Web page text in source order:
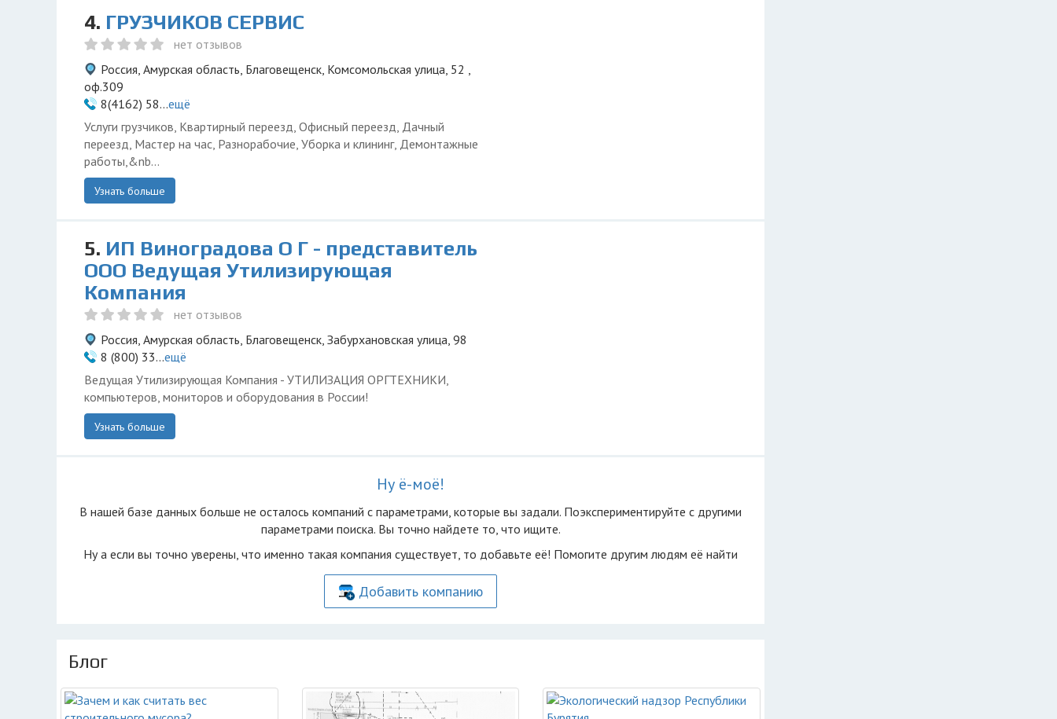
4. ГРУЗЧИКОВ СЕРВИС
нет отзывов
Россия, Амурская область, Благовещенск, Комсомольская улица, 52 ,
оф.309
8(4162) 58...ещё
Услуги грузчиков, Квартирный переезд, Офисный переезд, Дачный
переезд, Мастер на час, Разнорабочие, Уборка и клининг, Демонтажные
работы,&nb...
Узнать больше
5. ИП Виноградова О Г - представитель
ООО Ведущая Утилизирующая
Компания
нет отзывов
Россия, Амурская область, Благовещенск, Забурхановская улица, 98
8 (800) 33...ещё
Ведущая Утилизирующая Компания - УТИЛИЗАЦИЯ ОРГТЕХНИКИ,
компьютеров, мониторов и оборудования в России!
Узнать больше
Ну ё-моё!
В нашей базе данных больше не осталоcь компаний с параметрами, которые вы задали. Поэкспериментируйте с другими
параметрами поиска. Вы точно найдете то, что ищите.
Ну а если вы точно уверены, что именно такая компания существует, то добавьте её! Помогите другим людям её найти
Добавить компанию
Блог